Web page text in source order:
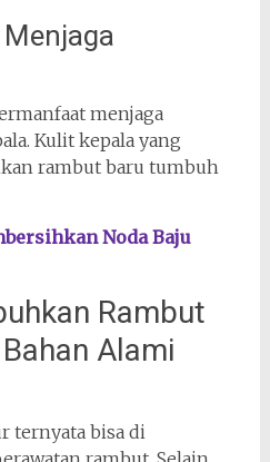
menjaga
Kulit kepala yang
rambut baru tumbuh
Noda Baju
Rambut
Alami
ternyata bisa di